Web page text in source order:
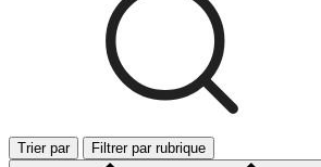
Trier par Filtrer par rubrique